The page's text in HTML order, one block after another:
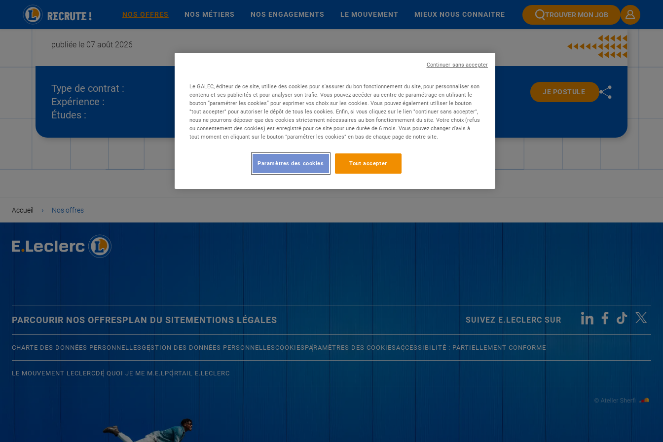
NOS OFFRES NOS MÉTIERS NOS ENGAGEMENTS LE MOUVEMENT MIEUX NOUS CONNAITRE TROUVER MON JOB
publiée le 07 août 2026
Type de contrat :
Expérience :
Études :
JE POSTULE
Accueil › Nos offres
PARCOURIR NOS OFFRESPLAN DU SITEMENTIONS LÉGALES SUIVEZ E.LECLERC SUR
CHARTE DES DONNÉES PERSONNELLESGESTION DES DONNÉES PERSONNELLESCOOKIES PARAMÈTRES DES COOKIESACCESSIBILITÉ : PARTIELLEMENT CONFORME
LE MOUVEMENT LECLERCDE QUOI JE ME M.E.LPORTAIL E.LECLERC
Le GALEC, éditeur de ce site, utilise des cookies pour s'assurer du bon fonctionnement du site, pour personnaliser son
contenu et ses publicités et pour analyser son trafic. Vous pouvez accéder au centre de paramétrage en utilisant le
bouton “paramétrer les cookies” pour exprimer vos choix sur les cookies. Vous pouvez également utiliser le bouton
"tout accepter" pour autoriser le dépôt de tous les cookies. Enfin, si vous cliquez sur le lien "continuer sans accepter",
nous ne pourrons déposer que des cookies strictement nécessaires au bon fonctionnement du site. Votre choix (refus
ou consentement des cookies) est enregistré pour ce site pour une durée de 6 mois. Vous pouvez changer d'avis à
tout moment en cliquant sur le bouton "paramétrer les cookies" en bas de chaque page de notre site.
Tout accepter
Paramètres des cookies
Continuer sans accepter